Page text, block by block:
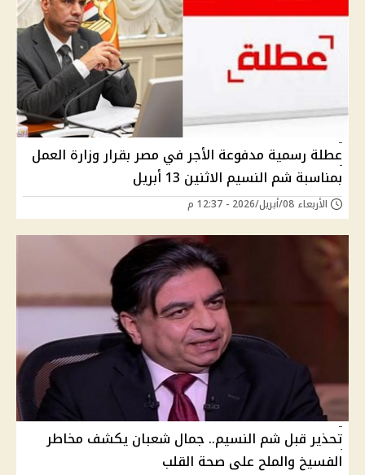
عطلة رسمية مدفوعة الأجر في مصر بقرار وزارة العمل
بمناسبة شم النسيم الاثنين 13 أبريل
الأربعاء 08/أبريل/2026 - 12:37 م
تحذير قبل شم النسيم.. جمال شعبان يكشف مخاطر
الفسيخ والملح على صحة القلب